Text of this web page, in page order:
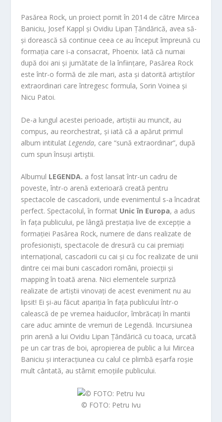
Pasărea Rock, un proiect pornit în 2014 de către Mircea
Baniciu, Josef Kappl și Ovidiu Lipan Țăndărică, avea să-
și dorească să continue ceea ce au început împreună cu
formația care i-a consacrat, Phoenix. Iată că numai
după doi ani și jumătate de la înființare, Pasărea Rock
este într-o formă de zile mari, asta și datorită artiștilor
extraordinari care întregesc formula, Sorin Voinea și
Nicu Patoi.
De-a lungul acestei perioade, artiștii au muncit, au
compus, au reorchestrat, și iată că a apărut primul
album intitulat Legenda, care “sună extraordinar”, după
cum spun însuși artiștii.
Albumul LEGENDA. a fost lansat într-un cadru de
poveste, într-o arenă exterioară creată pentru
spectacole de cascadorii, unde evenimentul s-a încadrat
perfect. Spectacolul, în format Unic în Europa, a adus
în fața publicului, pe lângă prestația live de excepție a
formației Pasărea Rock, numere de dans realizate de
profesioniști, spectacole de dresură cu cai premiați
internațional, cascadorii cu cai și cu foc realizate de unii
dintre cei mai buni cascadori români, proiecții și
mapping în toată arena. Nici elementele surpriză
realizate de artiștii vinovați de acest eveniment nu au
lipsit! Ei și-au făcut apariția în fața publicului într-o
calească de pe vremea haiducilor, îmbrăcați în mantii
care aduc aminte de vremuri de Legendă. Incursiunea
prin arenă a lui Ovidiu Lipan Țăndărică cu toaca, urcată
pe un car tras de boi, apropierea de public a lui Mircea
Baniciu și interacțiunea cu calul ce plimbă eșarfa roșie
mult cântată, au stârnit emoțiile publicului.
© FOTO: Petru Ivu